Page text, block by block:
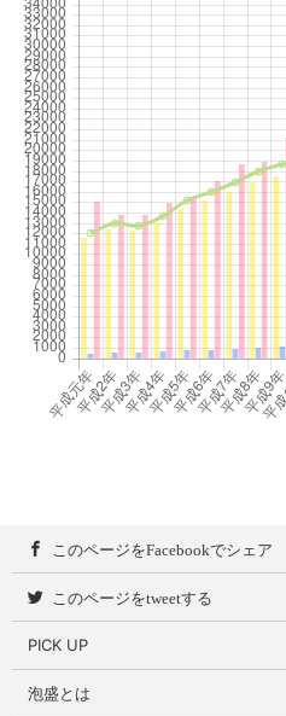
このページをFacebookでシェア
このページをtweetする
PICK UP
泡盛とは